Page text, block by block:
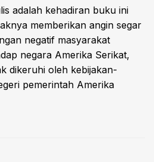
adalah kehadiran buku ini
memberikan angin segar
negatif masyarakat
negara Amerika Serikat,
dikeruhi oleh kebijakan-
pemerintah Amerika